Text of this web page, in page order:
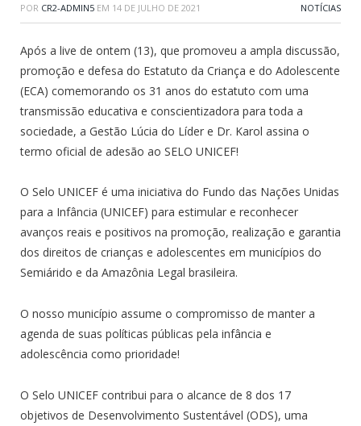
POR CR2-ADMIN5 EM 14 DE JULHO DE 2021 NOTÍCIAS
Após a live de ontem (13), que promoveu a ampla discussão,
promoção e defesa do Estatuto da Criança e do Adolescente
(ECA) comemorando os 31 anos do estatuto com uma
transmissão educativa e conscientizadora para toda a
sociedade, a Gestão Lúcia do Líder e Dr. Karol assina o
termo oficial de adesão ao SELO UNICEF!
O Selo UNICEF é uma iniciativa do Fundo das Nações Unidas
para a Infância (UNICEF) para estimular e reconhecer
avanços reais e positivos na promoção, realização e garantia
dos direitos de crianças e adolescentes em municípios do
Semiárido e da Amazônia Legal brasileira.
O nosso município assume o compromisso de manter a
agenda de suas políticas públicas pela infância e
adolescência como prioridade!
O Selo UNICEF contribui para o alcance de 8 dos 17
objetivos de Desenvolvimento Sustentável (ODS), uma